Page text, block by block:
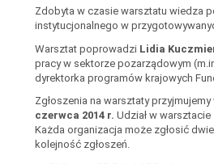
Zdobyta w czasie warsztatu wiedza
instytucjonalnego w
Warsztat poprowadzi Lidia
pracy w sektorze pozarządowym
dyrektorka programów krajowych
Zgłoszenia na warsztaty
czerwca 2014 r. Udział w
Każda organizacja może zgłosić
kolejność zgłoszeń.